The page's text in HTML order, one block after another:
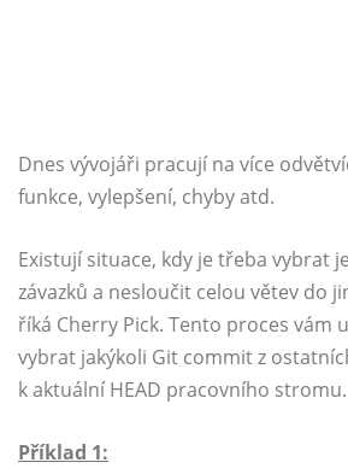
Dnes vývojáři pracují na více
funkce, vylepšení, chyby atd.
Existují situace, kdy je třeba vybrat
závazků a nesloučit celou větev do
říká Cherry Pick. Tento proces vám
vybrat jakýkoli Git commit z
k aktuální HEAD pracovního stromu.
Příklad 1: